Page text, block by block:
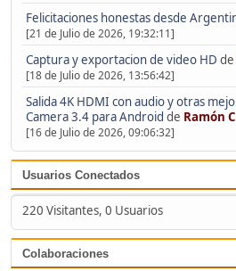
Felicitaciones honestas desde
[21 de Julio de 2026, 19:32:11]
Captura y exportacion de video HD de
[18 de Julio de 2026, 13:56:42]
Salida 4K HDMI con audio y otras
Camera 3.4 para Android de Ramón
[16 de Julio de 2026, 09:06:32]
Usuarios Conectados
220 Visitantes, 0 Usuarios
Colaboraciones